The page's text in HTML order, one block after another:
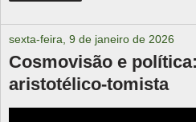
sexta-feira, 9 de janeiro de 2026
Cosmovisão e
aristotélico-tomista